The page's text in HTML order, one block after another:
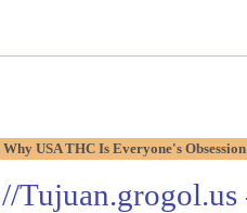
Why USA THC Is Everyone's
Tujuan.grogol.us